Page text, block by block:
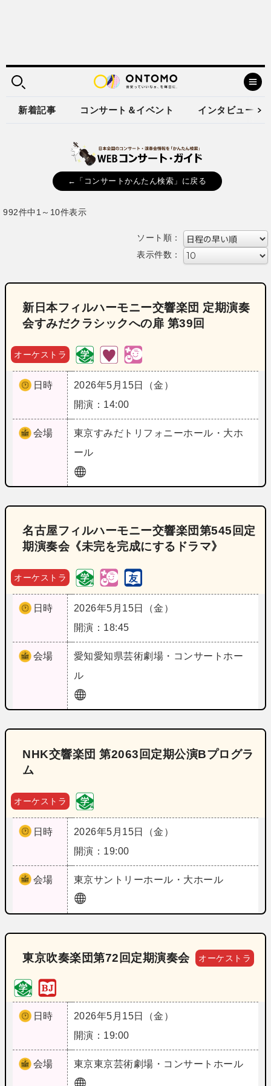
新着記事 コンサート＆イベント インタビュー
←「コンサートかんたん検索」に戻る
992件中1～10件表示
ソート順：
表示件数：
新日本フィルハーモニー交響楽団 定期演奏
会すみだクラシックへの扉 第39回
オーケストラ
日時
2026年5月15日（金）
開演：14:00
会場 東京すみだトリフォニーホール・大ホ
ール
名古屋フィルハーモニー交響楽団第545回定
期演奏会《未完を完成にするドラマ》
オーケストラ
日時
2026年5月15日（金）
開演：18:45
会場 愛知愛知県芸術劇場・コンサートホー
ル
NHK交響楽団 第2063回定期公演Bプログラ
ム
オーケストラ
日時
2026年5月15日（金）
開演：19:00
会場 東京サントリーホール・大ホール
東京吹奏楽団第72回定期演奏会 オーケストラ
日時
2026年5月15日（金）
開演：19:00
会場 東京東京芸術劇場・コンサートホール